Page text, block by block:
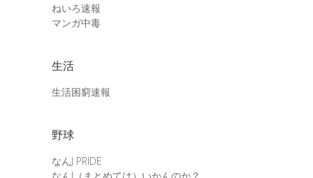
ねいろ速報
マンガ中毒
生活
生活困窮速報
野球
なんJ PRIDE